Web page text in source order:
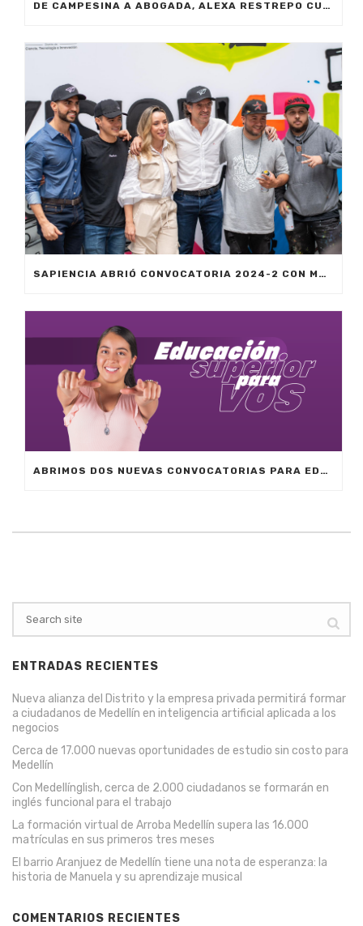
DE CAMPESINA A ABOGADA, ALEXA RESTREPO CUMPLIÓ SU SUEÑO DE SER PROFESIONAL GRACIAS A LOS FONDOS SAPIENCIA
SAPIENCIA ABRIÓ CONVOCATORIA 2024-2 CON MÁS DE 7.900 CUPOS
ABRIMOS DOS NUEVAS CONVOCATORIAS PARA EDUCACIÓN SUPERIOR; EL PROGRAMA QUE QUIERAN Y EN LA UNIVERSIDAD QUE ELIJAN.
ENTRADAS RECIENTES
Nueva alianza del Distrito y la empresa privada permitirá formar
a ciudadanos de Medellín en inteligencia artificial aplicada a los
negocios
Cerca de 17.000 nuevas oportunidades de estudio sin costo para
Medellín
Con Medellínglish, cerca de 2.000 ciudadanos se formarán en
inglés funcional para el trabajo
La formación virtual de Arroba Medellín supera las 16.000
matrículas en sus primeros tres meses
El barrio Aranjuez de Medellín tiene una nota de esperanza: la
historia de Manuela y su aprendizaje musical
COMENTARIOS RECIENTES